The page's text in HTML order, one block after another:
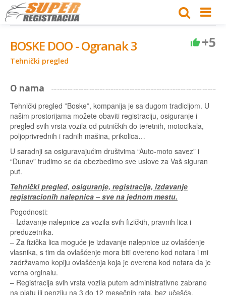
BOSKE DOO - Ogranak 3
Tehnički pregled
+5
O nama
Tehnički pregled ”Boske”, kompanija je sa dugom tradicijom. U
našim prostorijama možete obaviti registraciju, osiguranje i
pregled svih vrsta vozila od putničkih do teretnih, motocikala,
poljoprivrednih i radnih mašina, prikolica…
U saradnji sa osiguravajućim društvima “Auto-moto savez” i
“Dunav” trudimo se da obezbedimo sve uslove za Vaš siguran
put.
Tehnički pregled, osiguranje, registracija, izdavanje
registracionih nalepnica – sve na jednom mestu.
Pogodnosti:
– Izdavanje nalepnice za vozila svih fizičkih, pravnih lica i
preduzetnika.
– Za fizička lica moguće je izdavanje nalepnice uz ovlašćenje
vlasnika, s tim da ovlašćenje mora biti overeno kod notara i mi
zadržavamo kopiju ovlašćenja koja je overena kod notara da je
verna orginalu.
– Registracija svih vrsta vozila putem administrativne zabrane
na platu ili penziju na 3 do 12 mesečnih rata, bez učešća,